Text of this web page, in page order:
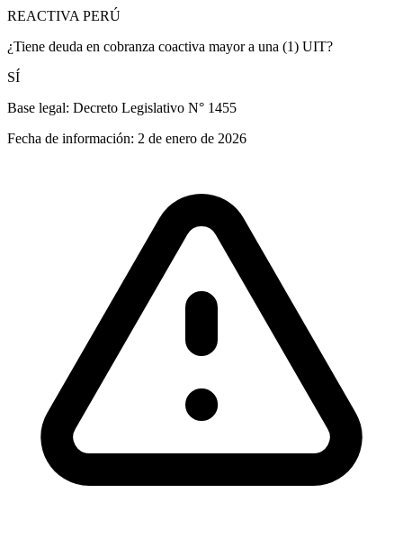
REACTIVA PERÚ
¿Tiene deuda en cobranza coactiva mayor a una (1) UIT?
SÍ
Base legal: Decreto Legislativo N° 1455
Fecha de información: 2 de enero de 2026